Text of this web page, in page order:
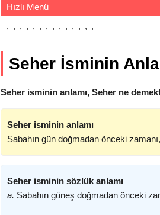
Hızlı Menü
Seher İsminin
Seher isminin anlamı, Seher ne
Seher isminin anlamı
Sabahın gün doğmadan önceki
Seher isminin sözlük anlamı
a. Sabahın güneş doğmadan önceki